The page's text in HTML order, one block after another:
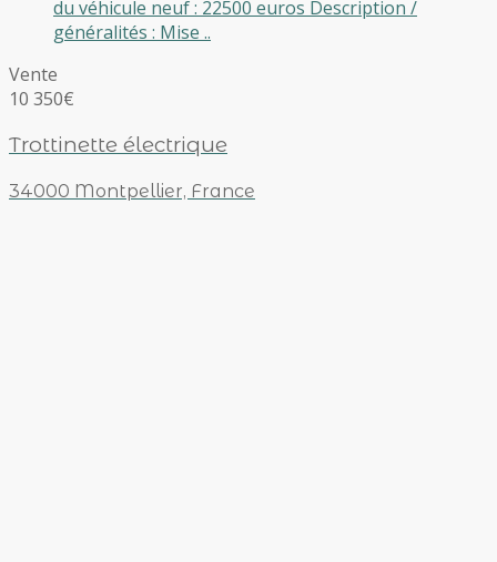
du véhicule neuf : 22500 euros Description /
généralités : Mise ..
Vente
10 350€
Trottinette électrique
34000 Montpellier, France